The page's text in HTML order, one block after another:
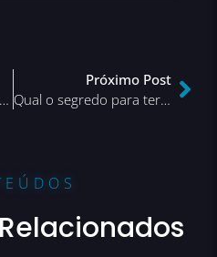
Como vender no Mercado Livre? O passo a passo completo para começar ainda hoje!
Próximo Post
Qual o segredo para ter sucesso com as vendas online?